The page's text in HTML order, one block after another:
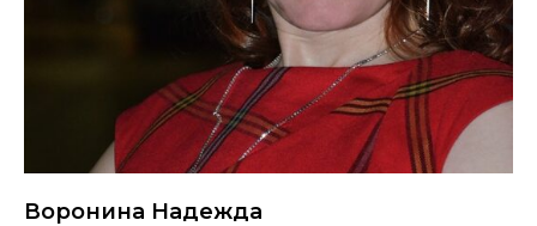
Воронина Надежда